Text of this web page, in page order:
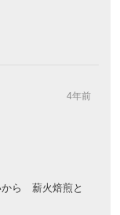
4年前
から 薪火焙煎と